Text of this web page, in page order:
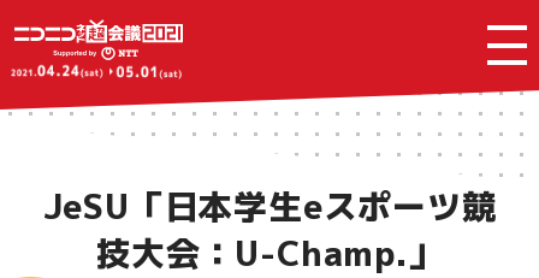
JeSU「日本学生eスポーツ競
技大会：U-Champ.」